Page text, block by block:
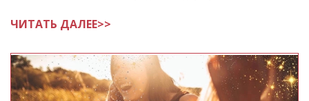
ЧИТАТЬ ДАЛЕЕ>>